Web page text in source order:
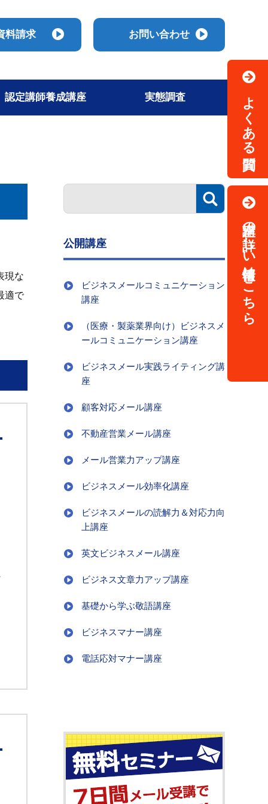
料請求 お問い合わせ
認定講師養成講座 実態調査
現な
適で
公開講座
ビジネスメールコミュニケーション
講座
（医療・製薬業界向け）ビジネスメ
ールコミュニケーション講座
ビジネスメール実践ライティング講
座
顧客対応メール講座
不動産営業メール講座
メール営業力アップ講座
ビジネスメール効率化講座
ビジネスメールの読解力＆対応力向
上講座
英文ビジネスメール講座
ビジネス文章力アップ講座
基礎から学ぶ敬語講座
ビジネスマナー講座
電話応対マナー講座
よくある質問
講座の詳しい情報はこちら